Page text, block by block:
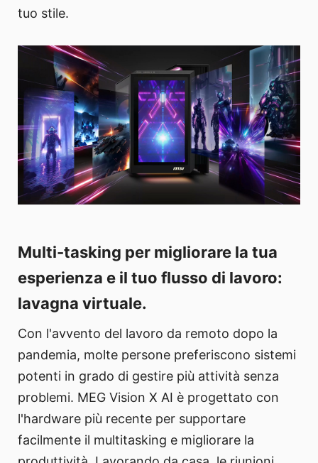
tuo stile.
Multi-tasking per migliorare la tua
esperienza e il tuo flusso di lavoro:
lavagna virtuale.
Con l'avvento del lavoro da remoto dopo la
pandemia, molte persone preferiscono sistemi
potenti in grado di gestire più attività senza
problemi. MEG Vision X AI è progettato con
l'hardware più recente per supportare
facilmente il multitasking e migliorare la